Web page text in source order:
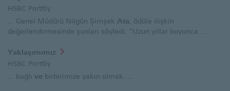
HSBC Portföy
... Genel Müdürü Nilgün Şimşek Ata , ödüle ilişkin
değerlendirmesinde şunları söyledi: “Uzun yıllar boyunca ...
Yaklaşımımız
HSBC Portföy
... bağlı ve birbirimize yakın olmak. ...